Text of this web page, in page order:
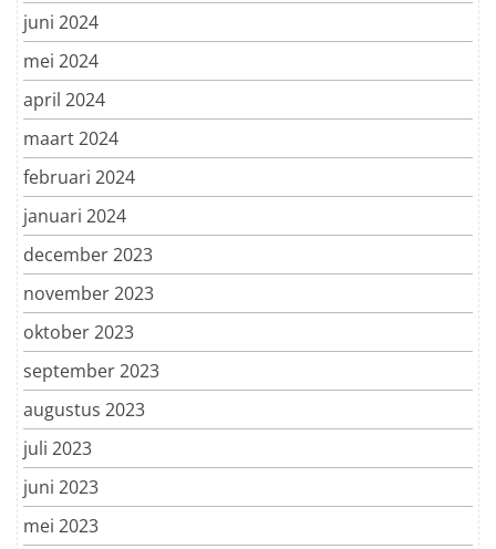
juni 2024
mei 2024
april 2024
maart 2024
februari 2024
januari 2024
december 2023
november 2023
oktober 2023
september 2023
augustus 2023
juli 2023
juni 2023
mei 2023